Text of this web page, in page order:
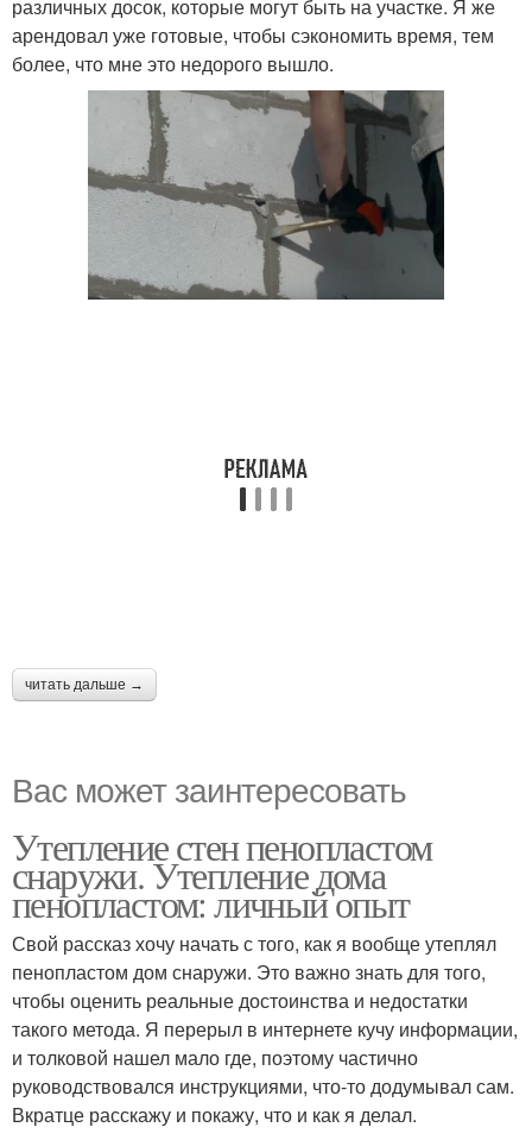
различных досок, которые могут быть на участке. Я же
арендовал уже готовые, чтобы сэкономить время, тем
более, что мне это недорого вышло.
читать дальше →
Вас может заинтересовать
Утепление стен пенопластом
снаружи. Утепление дома
пенопластом: личный опыт
Свой рассказ хочу начать с того, как я вообще утеплял
пенопластом дом снаружи. Это важно знать для того,
чтобы оценить реальные достоинства и недостатки
такого метода. Я перерыл в интернете кучу информации,
и толковой нашел мало где, поэтому частично
руководствовался инструкциями, что-то додумывал сам.
Вкратце расскажу и покажу, что и как я делал.